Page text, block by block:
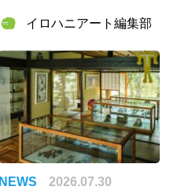
在・琅燦イロハニアート編集部
NEWS 2026.07.30